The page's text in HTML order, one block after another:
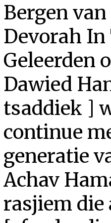
Bergen
Devorah In
Geleerden
Dawied
tsaddiek ]
continue
generatie
Achav
rasjiem die